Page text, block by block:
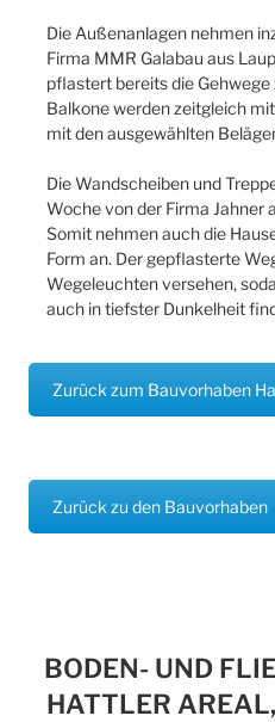
Die Außenanlagen nehmen
Firma MMR Galabau aus
pflastert bereits die Gehwege
Balkone werden zeitgleich
mit den ausgewählten
Die Wandscheiben und
Woche von der Firma Jahner
Somit nehmen auch die
Form an. Der gepflasterte
Wegeleuchten versehen,
auch in tiefster Dunkelheit
Zurück zum Bauvorhaben
Zurück zu den Bauvorhaben
BODEN- UND
HATTLER